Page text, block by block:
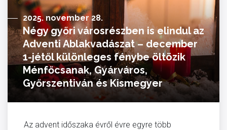
2025. november 28.
Négy győri városrészben is elindul az
Adventi Ablakvadászat – december
1-jétől különleges fénybe öltözik
Ménfőcsanak, Gyárváros,
Győrszentiván és Kismegyer
Az advent időszaka évről évre egyre több